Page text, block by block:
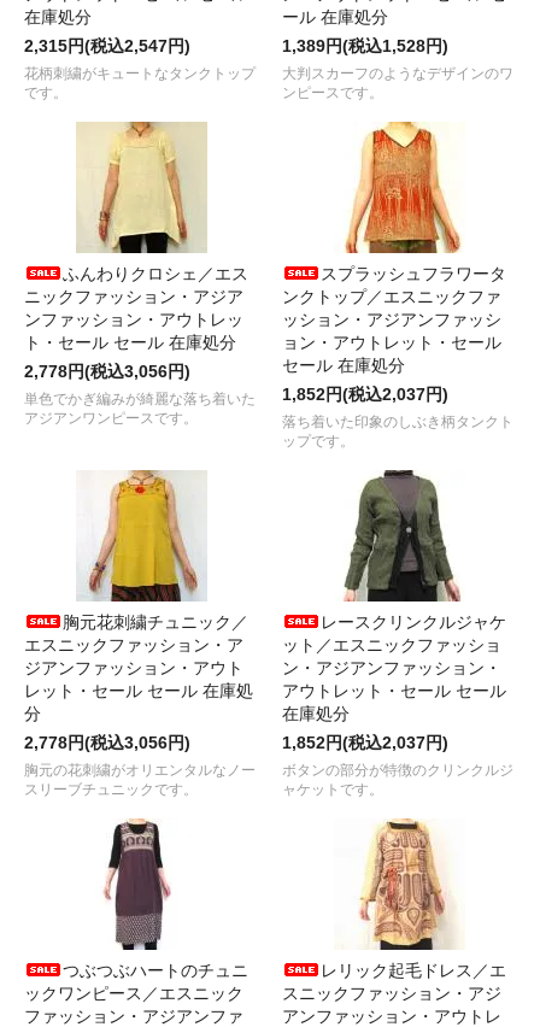
在庫処分
2,315円(税込2,547円)
花柄刺繍がキュートなタンクトップ
です。
ール 在庫処分
1,389円(税込1,528円)
大判スカーフのようなデザインのワ
ンピースです。
ふんわりクロシェ／エス
ニックファッション・アジア
ンファッション・アウトレッ
ト・セール セール 在庫処分
2,778円(税込3,056円)
単色でかぎ編みが綺麗な落ち着いた
アジアンワンピースです。
スプラッシュフラワータ
ンクトップ／エスニックファ
ッション・アジアンファッシ
ョン・アウトレット・セール
セール 在庫処分
1,852円(税込2,037円)
落ち着いた印象のしぶき柄タンクト
ップです。
胸元花刺繍チュニック／
エスニックファッション・ア
ジアンファッション・アウト
レット・セール セール 在庫処
分
2,778円(税込3,056円)
胸元の花刺繍がオリエンタルなノー
スリーブチュニックです。
レースクリンクルジャケ
ット／エスニックファッショ
ン・アジアンファッション・
アウトレット・セール セール
在庫処分
1,852円(税込2,037円)
ボタンの部分が特徴のクリンクルジ
ャケットです。
つぶつぶハートのチュニ
ックワンピース／エスニック
ファッション・アジアンファ
レリック起毛ドレス／エ
スニックファッション・アジ
アンファッション・アウトレ